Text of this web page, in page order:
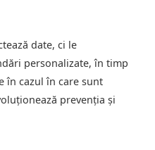
date, ci le
personalizate, în timp
în cazul în care sunt
prevenția și